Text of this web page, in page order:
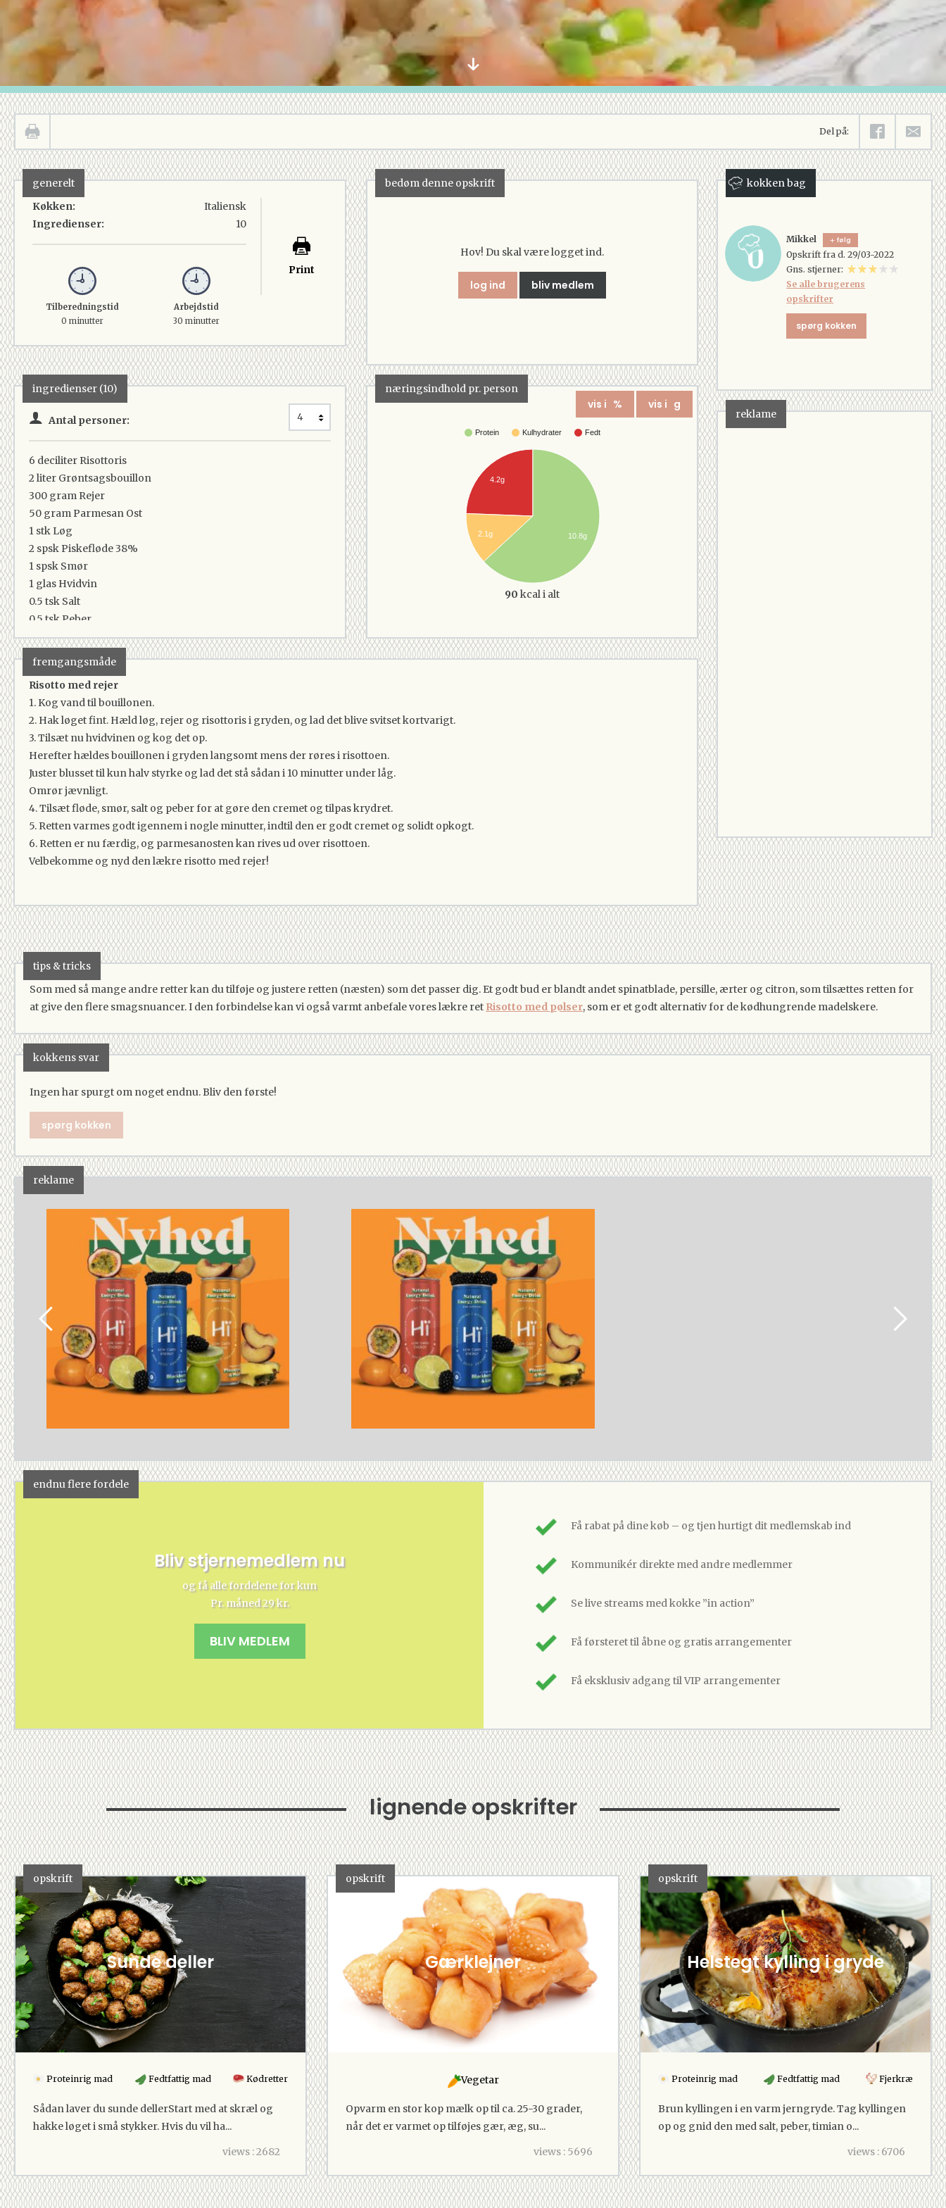
Del på:
generelt
Køkken:
Ingredienser:
Italiensk
10
Tilberedningstid
0 minutter
Arbejdstid
30 minutter
Print
bedøm denne opskrift
Hov! Du skal være logget ind.
log ind bliv medlem
ingredienser (10)
Antal personer:
6 deciliter Risottoris
2 liter Grøntsagsbouillon
300 gram Rejer
50 gramParmesan Ost
1 stk Løg
2 spskPiskefløde 38%
1 spsk Smør
1 glas Hvidvin
0.5 tsk Salt
0.5 tsk Peber
næringsindhold pr. person
vis i % vis i g
Protein Kulhydrater Fedt
4.2g
2.1g 10.8g
90 kcal i alt
fremgangsmåde
Risotto med rejer
1. Kog vand til bouillonen.
2. Hak løget fint. Hæld løg, rejer og risottoris i gryden, og lad det blive svitset kortvarigt.
3. Tilsæt nu hvidvinen og kog det op.
Herefter hældes bouillonen i gryden langsomt mens der røres i risottoen.
Juster blusset til kun halv styrke og lad det stå sådan i 10 minutter under låg.
Omrør jævnligt.
4. Tilsæt fløde, smør, salt og peber for at gøre den cremet og tilpas krydret.
5. Retten varmes godt igennem i nogle minutter, indtil den er godt cremet og solidt opkogt.
6. Retten er nu færdig, og parmesanosten kan rives ud over risottoen.
Velbekomme og nyd den lækre risotto med rejer!
kokken bag
Mikkel følg
Opskrift fra d. 29/03-2022
Gns. stjerner:
Se alle brugerens
opskrifter
spørg kokken
reklame
tips & tricks
Som med så mange andre retter kan du tilføje og justere retten (næsten) som det passer dig. Et godt bud er blandt andet spinatblade, persille, ærter og citron, som tilsættes retten for
at give den flere smagsnuancer. I den forbindelse kan vi også varmt anbefale vores lækre ret Risotto med pølser, som er et godt alternativ for de kødhungrende madelskere.
kokkens svar
Ingen har spurgt om noget endnu. Bliv den første!
spørg kokken
reklame
endnu flere fordele
Bliv stjernemedlem nu
og få alle fordelene for kun
Pr. måned 29 kr.
BLIV MEDLEM
Få rabat på dine køb – og tjen hurtigt dit medlemskab ind
Kommunikér direkte med andre medlemmer
Se live streams med kokke ”in action”
Få førsteret til åbne og gratis arrangementer
Få eksklusiv adgang til VIP arrangementer
lignende opskrifter
opskrift
Sunde deller
Proteinrig mad Fedtfattig mad Kødretter
Sådan laver du sunde dellerStart med at skræl og
hakke løget i små stykker. Hvis du vil ha...
views : 2682
opskrift
Gærklejner
Vegetar
Opvarm en stor kop mælk op til ca. 25-30 grader,
når det er varmet op tilføjes gær, æg, su...
views : 5696
opskrift
Helstegt kylling i gryde
Proteinrig mad Fedtfattig mad Fjerkræ
Brun kyllingen i en varm jerngryde. Tag kyllingen
op og gnid den med salt, peber, timian o...
views : 6706